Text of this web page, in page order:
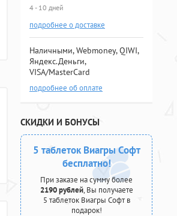
4 - 10 дней
подробнее о доставке
Наличными, Webmoney, QIWI,
Яндекс.Деньги,
VISA/MasterCard
подробнее об оплате
СКИДКИ И БОНУСЫ
5 таблеток Виагры Софт
бесплатно!
При заказе на сумму более
2190 рублей, Вы получаете
5 таблеток Виагры Софт в
подарок!